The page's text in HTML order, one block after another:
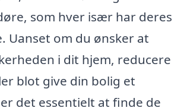
som hver især har deres
Uanset om du ønsker at
i dit hjem, reducere
blot give din bolig et
det essentielt at finde de